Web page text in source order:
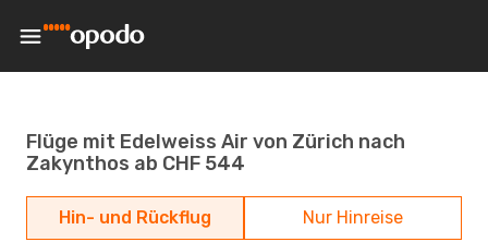
Flüge mit Edelweiss Air von Zürich nach
Zakynthos ab CHF 544
Hin- und Rückflug Nur Hinreise